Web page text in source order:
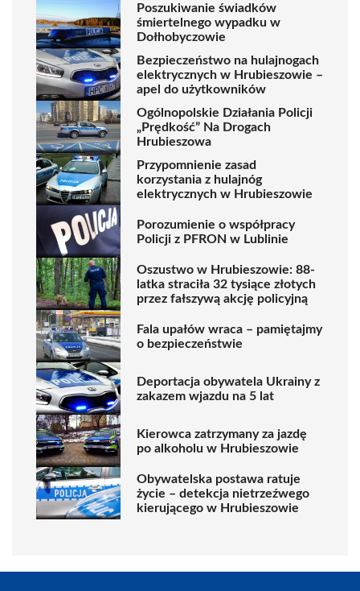
Poszukiwanie świadków
śmiertelnego wypadku w
Dołhobyczowie
Bezpieczeństwo na hulajnogach
elektrycznych w Hrubieszowie –
apel do użytkowników
Ogólnopolskie Działania Policji
„Prędkość” Na Drogach
Hrubieszowa
Przypomnienie zasad
korzystania z hulajnóg
elektrycznych w Hrubieszowie
Porozumienie o współpracy
Policji z PFRON w Lublinie
Oszustwo w Hrubieszowie: 88-
latka straciła 32 tysiące złotych
przez fałszywą akcję policyjną
Fala upałów wraca – pamiętajmy
o bezpieczeństwie
Deportacja obywatela Ukrainy z
zakazem wjazdu na 5 lat
Kierowca zatrzymany za jazdę
po alkoholu w Hrubieszowie
Obywatelska postawa ratuje
życie – detekcja nietrzeźwego
kierującego w Hrubieszowie